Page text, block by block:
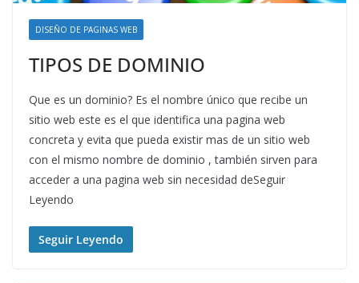
DISEÑO DE PAGINAS WEB
TIPOS DE DOMINIO
Que es un dominio? Es el nombre único que recibe un
sitio web este es el que identifica una pagina web
concreta y evita que pueda existir mas de un sitio web
con el mismo nombre de dominio , también sirven para
acceder a una pagina web sin necesidad deSeguir
Leyendo
Seguir Leyendo